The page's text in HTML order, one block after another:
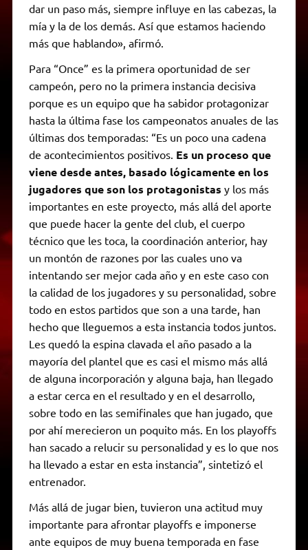
dar un paso más, siempre influye en las cabezas, la
mía y la de los demás. Así que estamos haciendo
más que hablando», afirmó.
Para “Once” es la primera oportunidad de ser
campeón, pero no la primera instancia decisiva
porque es un equipo que ha sabidor protagonizar
hasta la última fase los campeonatos anuales de las
últimas dos temporadas: “Es un poco una cadena
de acontecimientos positivos. Es un proceso que
viene desde antes, basado lógicamente en los
jugadores que son los protagonistas y los más
importantes en este proyecto, más allá del aporte
que puede hacer la gente del club, el cuerpo
técnico que les toca, la coordinación anterior, hay
un montón de razones por las cuales uno va
intentando ser mejor cada año y en este caso con
la calidad de los jugadores y su personalidad, sobre
todo en estos partidos que son a una tarde, han
hecho que lleguemos a esta instancia todos juntos.
Les quedó la espina clavada el año pasado a la
mayoría del plantel que es casi el mismo más allá
de alguna incorporación y alguna baja, han llegado
a estar cerca en el resultado y en el desarrollo,
sobre todo en las semifinales que han jugado, que
por ahí merecieron un poquito más. En los playoffs
han sacado a relucir su personalidad y es lo que nos
ha llevado a estar en esta instancia”, sintetizó el
entrenador.
Más allá de jugar bien, tuvieron una actitud muy
importante para afrontar playoffs e imponerse
ante equipos de muy buena temporada en fase